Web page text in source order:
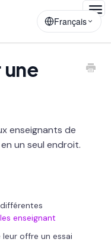
Français
enseignants de
un seul endroit.
enseignant
offre un essai